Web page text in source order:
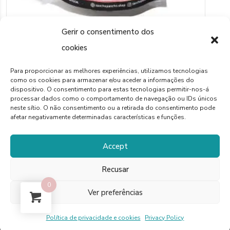
Gerir o consentimento dos
cookies
Para proporcionar as melhores experiências, utilizamos tecnologias
como os cookies para armazenar e/ou aceder a informações do
dispositivo. O consentimento para estas tecnologias permitir-nos-á
processar dados como o comportamento de navegação ou IDs únicos
neste sítio. O não consentimento ou a retirada do consentimento pode
afetar negativamente determinadas características e funções.
Accept
Recusar
Ver preferências
Política de privacidade e cookies Privacy Policy
SNACKS NATURAIS PARA CÃES
Snacks Naturais para Cães
€3,50 – €11,70Price
range:
€3,50
has
variants.
options
0